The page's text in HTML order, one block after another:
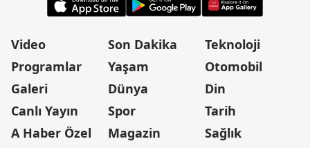
Video
Programlar
Galeri
Canlı Yayın
A Haber Özel
Son Dakika
Yaşam
Dünya
Spor
Magazin
Teknoloji
Otomobil
Din
Tarih
Sağlık